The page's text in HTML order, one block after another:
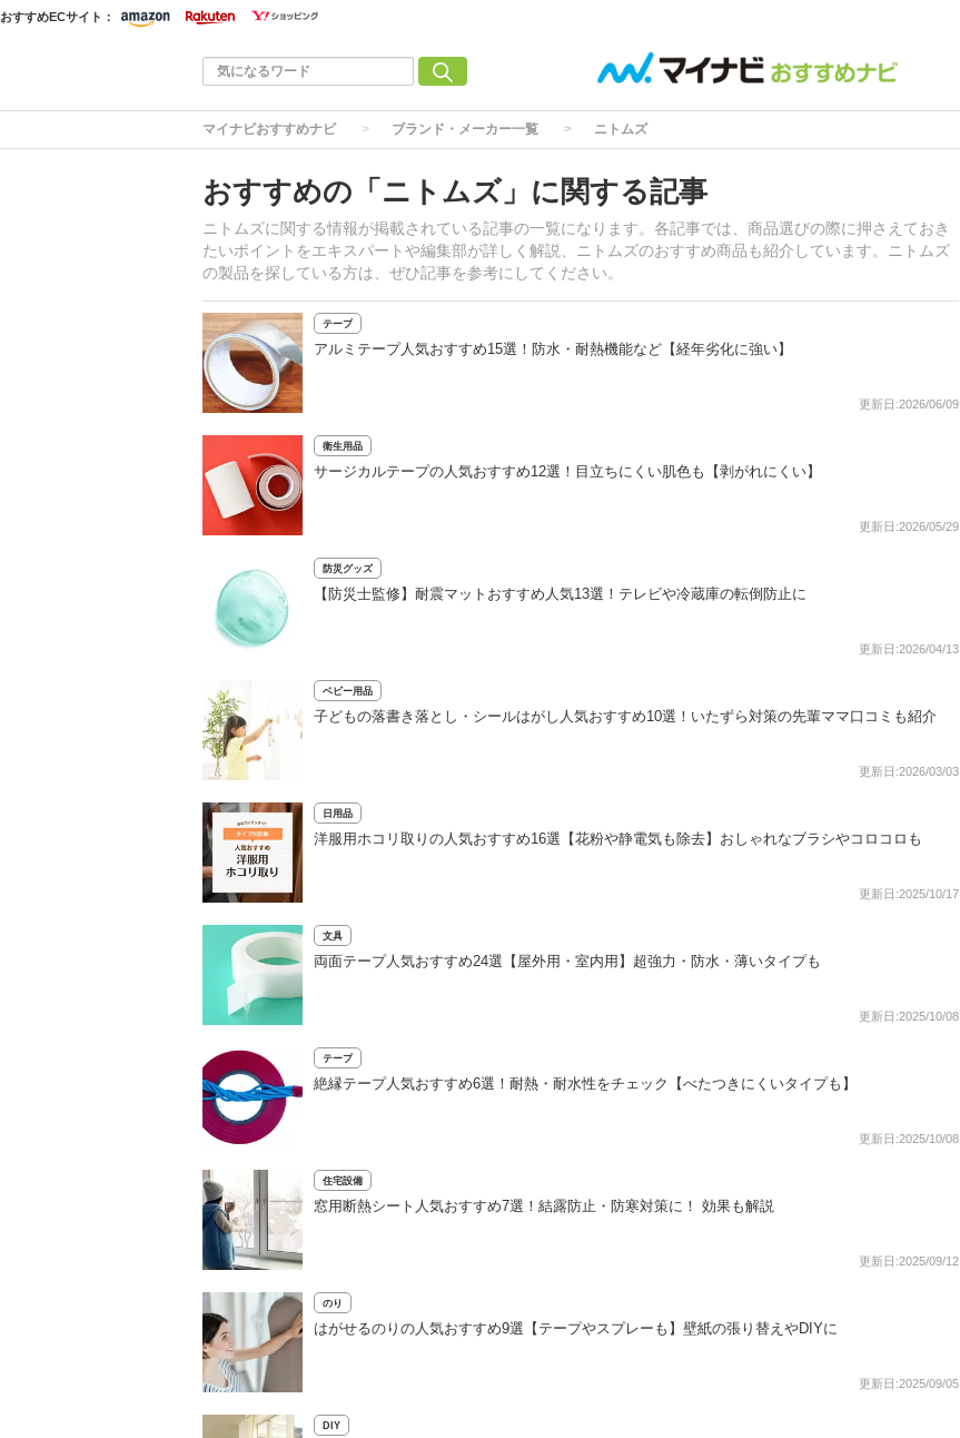
おすすめECサイト：
マイナビおすすめナビ ブランド・メーカー一覧 ニトムズ
おすすめの「ニトムズ」に関する記事
ニトムズに関する情報が掲載されている記事の一覧になります。各記事では、商品選びの際に押さえておき
たいポイントをエキスパートや編集部が詳しく解説、ニトムズのおすすめ商品も紹介しています。ニトムズ
の製品を探している方は、ぜひ記事を参考にしてください。
テープ
アルミテープ人気おすすめ15選！防水・耐熱機能など【経年劣化に強い】
更新日:2026/06/09
衛生用品
サージカルテープの人気おすすめ12選！目立ちにくい肌色も【剥がれにくい】
更新日:2026/05/29
防災グッズ
【防災士監修】耐震マットおすすめ人気13選！テレビや冷蔵庫の転倒防止に
更新日:2026/04/13
ベビー用品
子どもの落書き落とし・シールはがし人気おすすめ10選！いたずら対策の先輩ママ口コミも紹介
更新日:2026/03/03
日用品
洋服用ホコリ取りの人気おすすめ16選【花粉や静電気も除去】おしゃれなブラシやコロコロも
更新日:2025/10/17
文具
両面テープ人気おすすめ24選【屋外用・室内用】超強力・防水・薄いタイプも
更新日:2025/10/08
テープ
絶縁テープ人気おすすめ6選！耐熱・耐水性をチェック【べたつきにくいタイプも】
更新日:2025/10/08
住宅設備
窓用断熱シート人気おすすめ7選！結露防止・防寒対策に！ 効果も解説
更新日:2025/09/12
のり
はがせるのりの人気おすすめ9選【テープやスプレーも】壁紙の張り替えやDIYに
更新日:2025/09/05
DIY